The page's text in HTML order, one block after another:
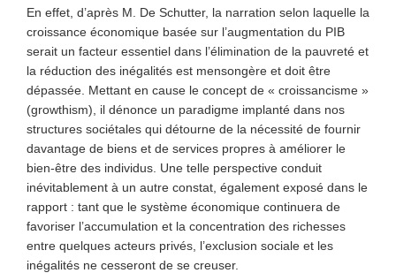
En effet, d’après M. De Schutter, la narration selon laquelle la
croissance économique basée sur l’augmentation du PIB
serait un facteur essentiel dans l’élimination de la pauvreté et
la réduction des inégalités est mensongère et doit être
dépassée. Mettant en cause le concept de « croissancisme »
(growthism), il dénonce un paradigme implanté dans nos
structures sociétales qui détourne de la nécessité de fournir
davantage de biens et de services propres à améliorer le
bien-être des individus. Une telle perspective conduit
inévitablement à un autre constat, également exposé dans le
rapport : tant que le système économique continuera de
favoriser l’accumulation et la concentration des richesses
entre quelques acteurs privés, l’exclusion sociale et les
inégalités ne cesseront de se creuser.